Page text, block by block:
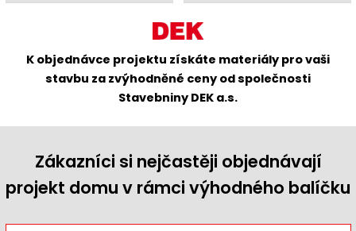
K objednávce projektu získáte materiály pro vaši
stavbu za zvýhodněné ceny od společnosti
Stavebniny DEK a.s.
Zákazníci si nejčastěji objednávají
projekt domu v rámci výhodného balíčku